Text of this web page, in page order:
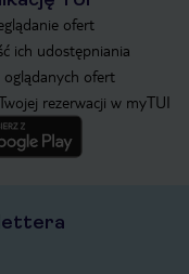
ofert
ich udostępniania
ofert
rezerwacji w myTUI